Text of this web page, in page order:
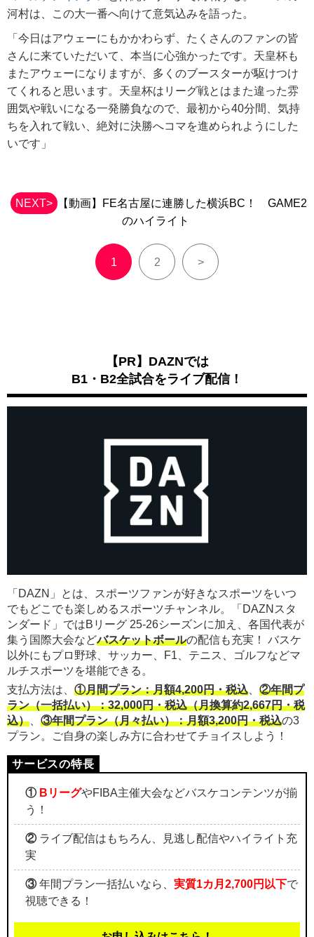
河村は、この大一番へ向けて意気込みを語った。
「今日はアウェーにもかかわらず、たくさんのファンの皆
さんに来ていただいて、本当に心強かったです。天皇杯も
またアウェーになりますが、多くのブースターが駆けつけ
てくれると思います。天皇杯はリーグ戦とはまた違った雰
囲気や戦いになる一発勝負なので、最初から40分間、気持
ちを入れて戦い、絶対に決勝へコマを進められようにした
いです」
NEXT>
【動画】FE名古屋に連勝した横浜BC！ GAME2
のハイライト
1 2 >
【PR】DAZNでは
B1・B2全試合をライブ配信！
「DAZN」とは、スポーツファンが好きなスポーツをいつ
でもどこでも楽しめるスポーツチャンネル。「DAZNスタ
ンダード」ではBリーグ 25-26シーズンに加え、各国代表が
集う国際大会などバスケットボールの配信も充実！ バスケ
以外にもプロ野球、サッカー、F1、テニス、ゴルフなどマ
ルチスポーツを堪能できる。
支払方法は、 ①月間プラン：月額4,200円・税込
②年間プ
ラン（一括払い）：32,000円・税込（月換算約2,667円・税
込）
③年間プラン（月々払い）：月額3,200円・税込の3
プラン。ご自身の楽しみ方に合わせてチョイスしよう！
① BリーグやFIBA主催大会などバスケコンテンツが揃
う！
②ライブ配信はもちろん、見逃し配信やハイライト充
実
③年間プラン一括払いなら、 実質1カ月2,700円以下で
視聴できる！